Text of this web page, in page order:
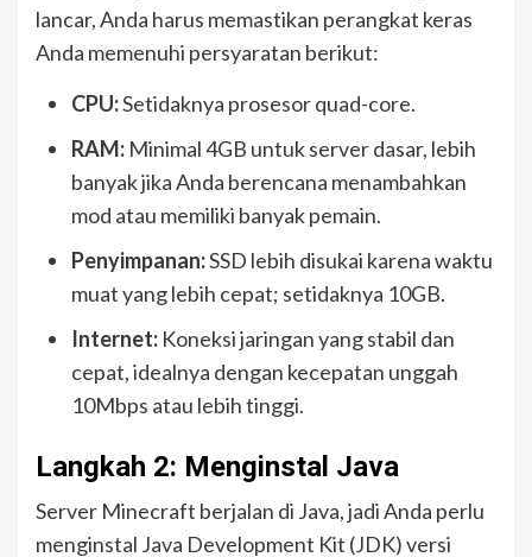
lancar, Anda harus memastikan perangkat keras
Anda memenuhi persyaratan berikut:
CPU:Setidaknya prosesor quad-core.
RAM: Minimal 4GB untuk server dasar, lebih
banyak jika Anda berencana menambahkan
mod atau memiliki banyak pemain.
Penyimpanan:SSD lebih disukai karena waktu
muat yang lebih cepat; setidaknya 10GB.
Internet: Koneksi jaringan yang stabil dan
cepat, idealnya dengan kecepatan unggah
10Mbps atau lebih tinggi.
Langkah 2: Menginstal Java
Server Minecraft berjalan di Java, jadi Anda perlu
menginstal Java Development Kit (JDK) versi